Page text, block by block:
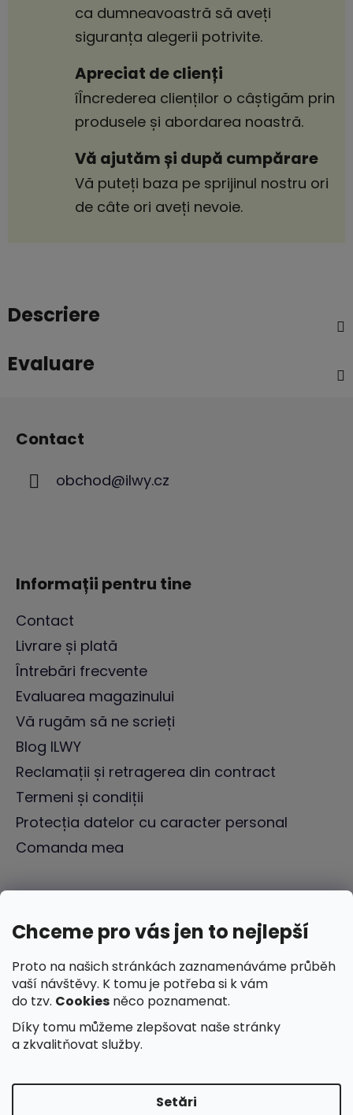
Chceme pro vás jen to nejlepší
Proto na našich stránkách zaznamenáváme průběh
vaší návštěvy. K tomu je potřeba si k vám
do tzv. Cookies něco poznamenat.
Díky tomu můžeme zlepšovat naše stránky
a zkvalitňovat služby.
Setări
ca dumneavoastră să aveți
siguranța alegerii potrivite.
Apreciat de clienți
îÎncrederea clienților o câștigăm prin
produsele și abordarea noastră.
Vă ajutăm și după cumpărare
Vă puteți baza pe sprijinul nostru ori
de câte ori aveți nevoie.
Descriere
Evaluare
Contact
obchod@ilwy.cz
Informații pentru tine
Contact
Livrare și plată
Întrebări frecvente
Evaluarea magazinului
Vă rugăm să ne scrieți
Blog ILWY
Reclamații și retragerea din contract
Termeni și condiții
Protecția datelor cu caracter personal
Comanda mea